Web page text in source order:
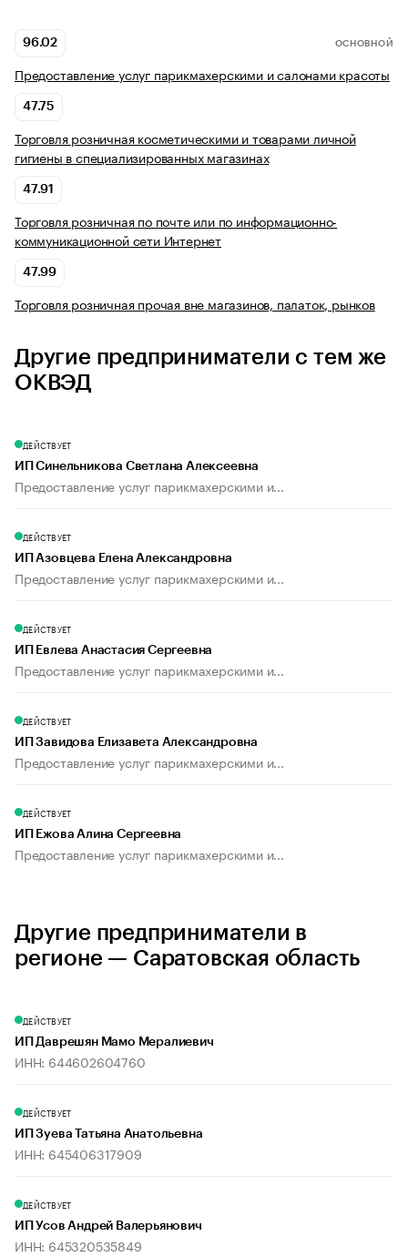
96.02 ОСНОВНОЙ
Предоставление услуг парикмахерскими и салонами красоты
47.75
Торговля розничная косметическими и товарами личной
гигиены в специализированных магазинах
47.91
Торговля розничная по почте или по информационно-
коммуникационной сети Интернет
47.99
Торговля розничная прочая вне магазинов, палаток, рынков
Другие предприниматели с тем же
ОКВЭД
ДЕЙСТВУЕТ
ИП Синельникова Светлана Алексеевна
Предоставление услуг парикмахерскими и...
ДЕЙСТВУЕТ
ИП Азовцева Елена Александровна
Предоставление услуг парикмахерскими и...
ДЕЙСТВУЕТ
ИП Евлева Анастасия Сергеевна
Предоставление услуг парикмахерскими и...
ДЕЙСТВУЕТ
ИП Завидова Елизавета Александровна
Предоставление услуг парикмахерскими и...
ДЕЙСТВУЕТ
ИП Ежова Алина Сергеевна
Предоставление услуг парикмахерскими и...
Другие предприниматели в
регионе — Саратовская область
ДЕЙСТВУЕТ
ИП Даврешян Мамо Мералиевич
ИНН: 644602604760
ДЕЙСТВУЕТ
ИП Зуева Татьяна Анатольевна
ИНН: 645406317909
ДЕЙСТВУЕТ
ИП Усов Андрей Валерьянович
ИНН: 645320535849